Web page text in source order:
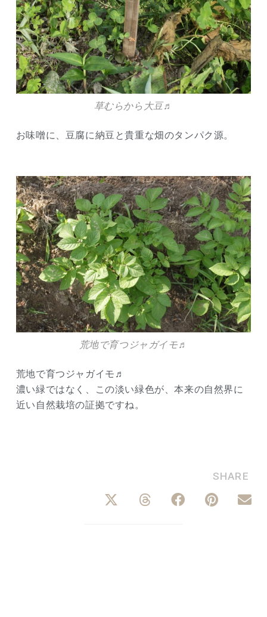
草むらから大豆♬
お味噌に、豆腐に納豆と貴重な畑のタンパク源。
荒地で育つジャガイモ♬
荒地で育つジャガイモ♬
濃い緑ではなく、この淡い緑色が、本来の自然界に
近い自然栽培の証拠ですね。
SHARE